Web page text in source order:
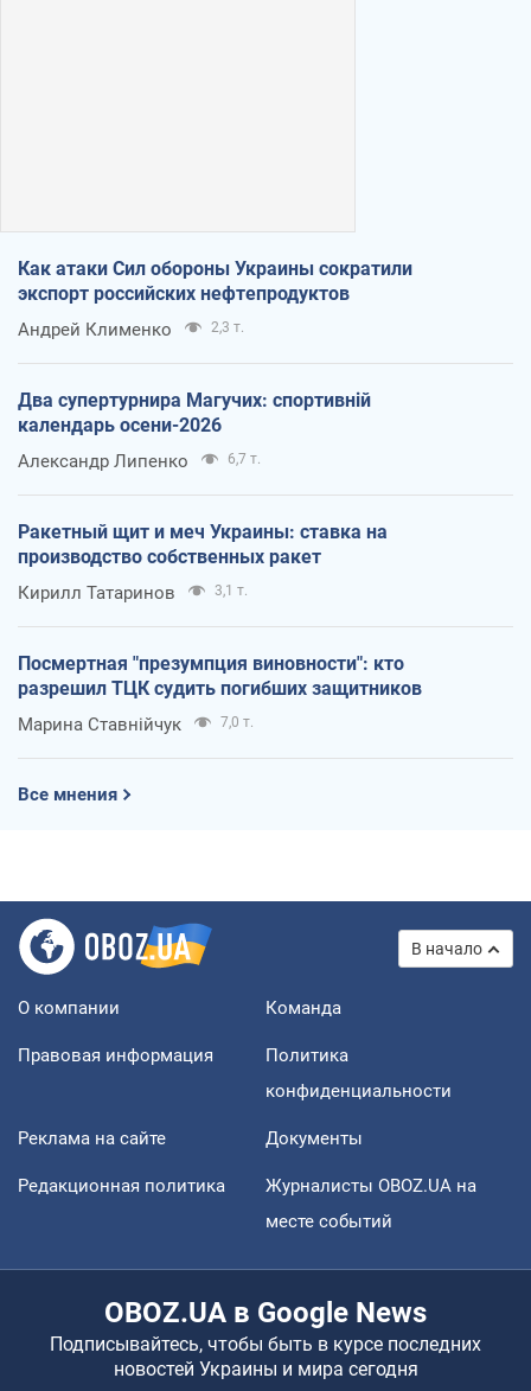
Как атаки Сил обороны Украины сократили
экспорт российских нефтепродуктов
Андрей Клименко 2,3 т.
Два супертурнира Магучих: спортивній
календарь осени-2026
Александр Липенко 6,7 т.
Ракетный щит и меч Украины: ставка на
производство собственных ракет
Кирилл Татаринов 3,1 т.
Посмертная "презумпция виновности": кто
разрешил ТЦК судить погибших защитников
Марина Ставнійчук 7,0 т.
Все мнения
В начало
О компании Команда
Правовая информация
Политика
конфиденциальности
Реклама на сайте Документы
Редакционная политика
Журналисты OBOZ.UA на
месте событий
OBOZ.UA в Google News
Подписывайтесь, чтобы быть в курсе последних
новостей Украины и мира сегодня